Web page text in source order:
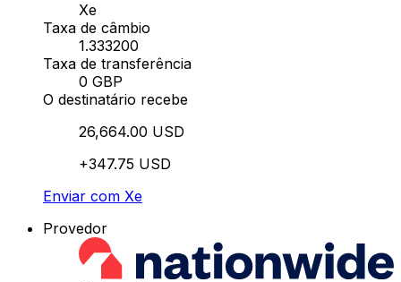
Xe
Taxa de câmbio
1.333200
Taxa de transferência
0 GBP
O destinatário recebe
26,664.00 USD
+347.75 USD
Enviar com Xe
Provedor